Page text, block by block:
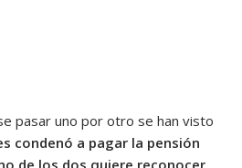
pasar uno por otro se han visto
condenó a pagar la pensión
de los dos quiere reconocer.